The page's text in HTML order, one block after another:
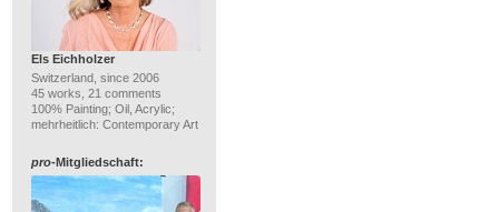
Els Eichholzer
Switzerland, since 2006
45 works, 21 comments
100% Painting; Oil, Acrylic;
mehrheitlich: Contemporary Art
pro-Mitgliedschaft: